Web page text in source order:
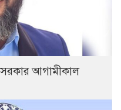
আগামীকাল